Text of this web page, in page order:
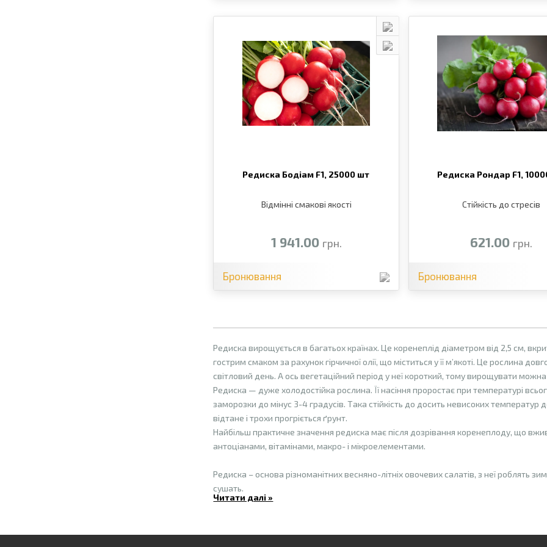
Редиска Бодіам F1, 25000 шт
Відмінні смакові якості
1 941.00 грн.
Бронювання
Редиска Рондар F1,
Стійкість до стресів
621.00 грн.
Бронювання
Редиска вирощується в багатьох країнах. Це коренеплід діаметром від 2,5 см,
гострим смаком за рахунок гірчичної олії, що міститься у її м’якоті. Це рослина
світловий день. А ось вегетаційний період у неї короткий, тому вирощувати
Редиска — дуже холодостійка рослина. Її насіння проростає при температурі
заморозки до мінус 3-4 градусів. Така стійкість до досить невисоких температур
відтане і трохи прогріється ґрунт.
Найбільш практичне значення редиска має після дозрівання коренеплоду, що
антоціанами, вітамінами, макро- і мікроелементами.
Редиска – основа різноманітних весняно-літніх овочевих салатів, з неї роблять
сушать.
Читати далі »